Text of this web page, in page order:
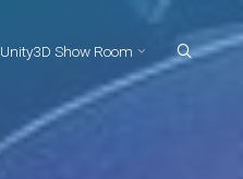
Unity3D Show Room